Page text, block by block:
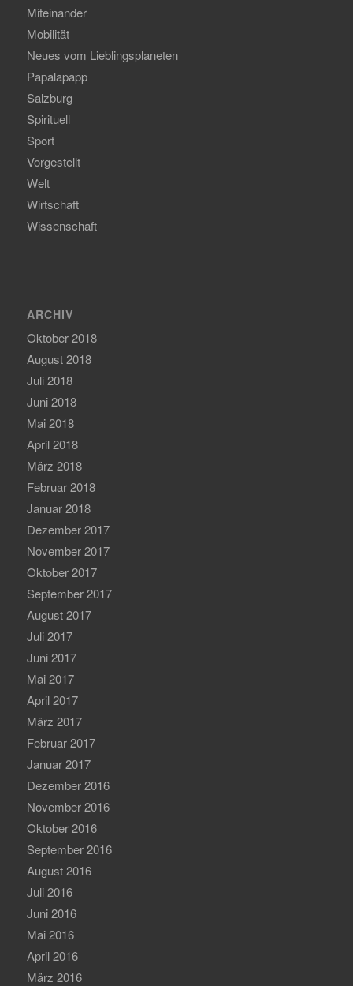
Miteinander
Mobilität
Neues vom Lieblingsplaneten
Papalapapp
Salzburg
Spirituell
Sport
Vorgestellt
Welt
Wirtschaft
Wissenschaft
ARCHIV
Oktober 2018
August 2018
Juli 2018
Juni 2018
Mai 2018
April 2018
März 2018
Februar 2018
Januar 2018
Dezember 2017
November 2017
Oktober 2017
September 2017
August 2017
Juli 2017
Juni 2017
Mai 2017
April 2017
März 2017
Februar 2017
Januar 2017
Dezember 2016
November 2016
Oktober 2016
September 2016
August 2016
Juli 2016
Juni 2016
Mai 2016
April 2016
März 2016